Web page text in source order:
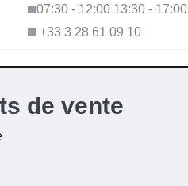
+33 3 28 61 09 10
07:30 - 12:00 13:30 - 17:00
de vente